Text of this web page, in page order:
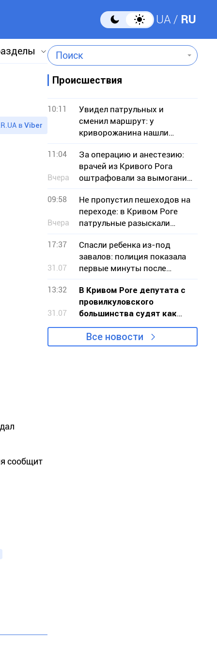
UA RU
Поиск
в Viber
сообщит
Происшествия
10:11
Увидел патрульных и
сменил маршрут: у
криворожанина нашли
вероятные наркотики
11:04
Вчера
За операцию и анестезию:
врачей из Кривого Рога
оштрафовали за вымогание
денег у пациента
09:58
Вчера
Не пропустил пешеходов на
переходе: в Кривом Роге
патрульные разыскали
водителя
17:37
31.07
Спасли ребенка из-под
завалов: полиция показала
первые минуты после
ракетного удара по
Радушному
13:32
31.07
В Кривом Роге депутата с
провилкуловского
большинства судят как
руководителя
организованной
преступной группы
Все новости